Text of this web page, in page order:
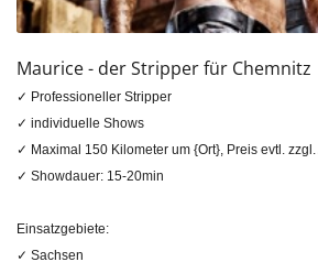
Maurice - der Stripper für Chemnitz
✓ Professioneller Stripper
✓ individuelle Shows
✓ Maximal 150 Kilometer um {Ort}, Preis evtl.
✓ Showdauer: 15-20min
Einsatzgebiete:
✓ Sachsen